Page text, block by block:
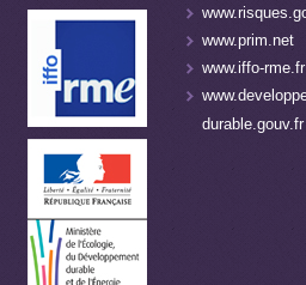
www.prim.net
www.iffo-rme.fr
durable.gouv.fr